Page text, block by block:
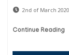
2nd of March 2020
Continue Reading